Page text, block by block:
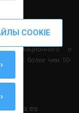
и
с более чем 50-